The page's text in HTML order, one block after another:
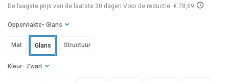
De laagste prijs van de laatste 30 dagen Voor de reductie: € 78,69
Kleur - Zwart
Oppervlakte - Glans
Mat Glans Structuur